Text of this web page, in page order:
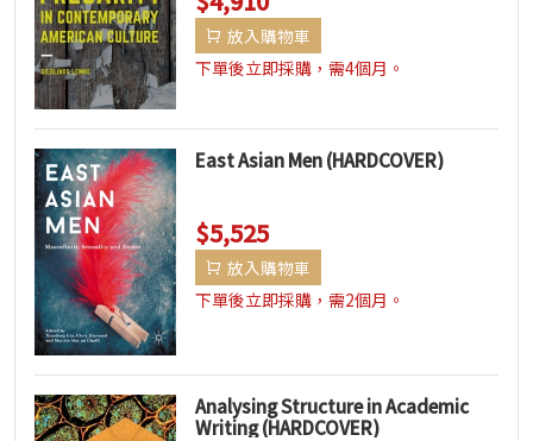
放入購物車
下單後立即採購，需4個月。
East Asian Men (HARDCOVER)
$5,525
放入購物車
下單後立即採購，需2個月。
Analysing Structure in Academic
Writing (HARDCOVER)